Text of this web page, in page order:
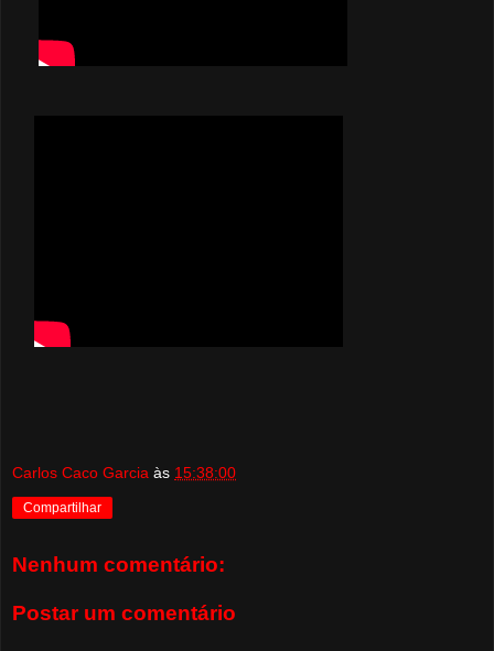
Carlos Caco Garcia às 15:38:00
Compartilhar
Nenhum comentário:
Postar um comentário